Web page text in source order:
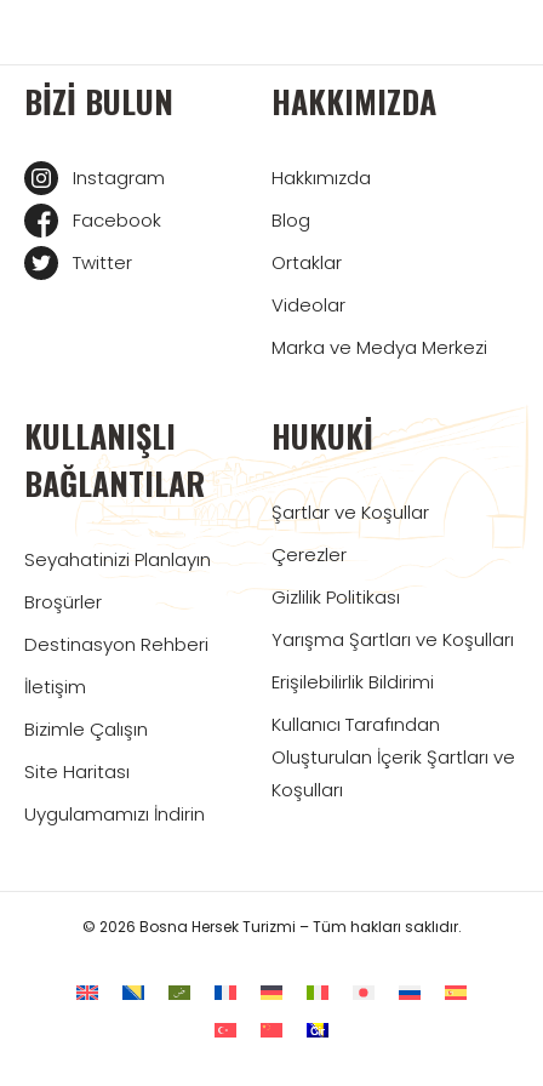
BIZI BULUN
Instagram
Facebook
Twitter
HAKKIMIZDA
Hakkımızda
Blog
Ortaklar
Videolar
Marka ve Medya Merkezi
KULLANIŞLI
BAĞLANTILAR
Seyahatinizi Planlayın
Broşürler
Destinasyon Rehberi
İletişim
Bizimle Çalışın
Site Haritası
Uygulamamızı İndirin
HUKUKI
Şartlar ve Koşullar
Çerezler
Gizlilik Politikası
Yarışma Şartları ve Koşulları
Erişilebilirlik Bildirimi
Kullanıcı Tarafından
Oluşturulan İçerik Şartları ve
Koşulları
© 2026 Bosna Hersek Turizmi – Tüm hakları saklıdır.